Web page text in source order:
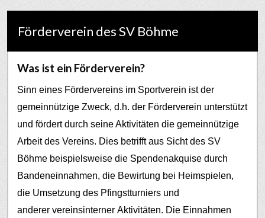
Förderverein des SV Böhme
Was ist ein Förderverein?
Sinn eines Fördervereins im Sportverein ist der
gemeinnützige Zweck, d.h. der Förderverein unterstützt
und fördert durch seine Aktivitäten die gemeinnützige
Arbeit des Vereins. Dies betrifft aus Sicht des SV
Böhme beispielsweise die Spendenakquise durch
Bandeneinnahmen, die Bewirtung bei Heimspielen,
die Umsetzung des Pfingstturniers und
anderer vereinsinterner Aktivitäten. Die Einnahmen